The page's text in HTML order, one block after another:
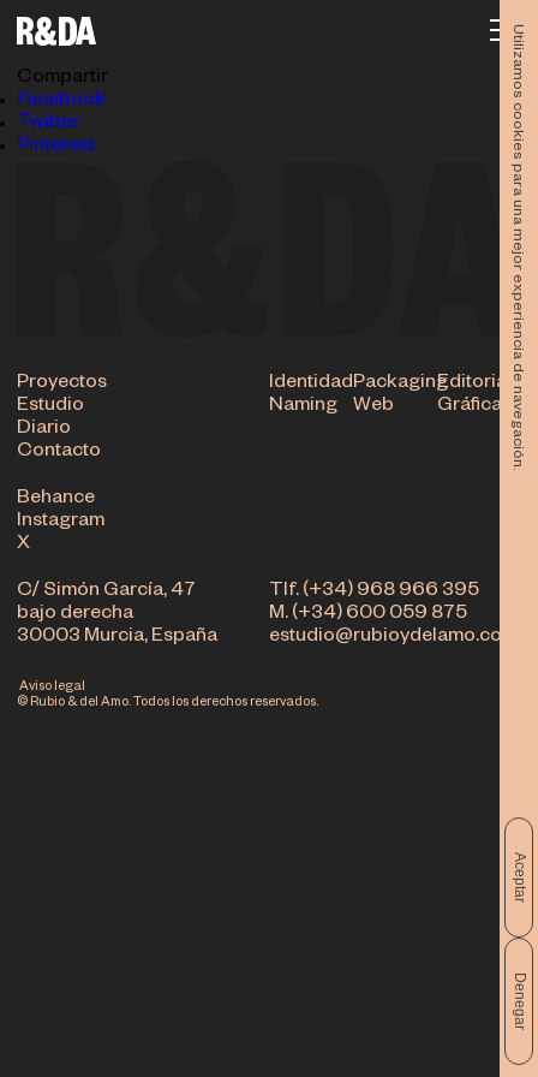
Utilizamos cookies para una mejor experiencia de navegación.
Aceptar
Denegar
10.09.2025
Compartir
Facebook
Twitter
Pinterest
Tlf. (+34) 968 966 395
M. (+34) 600 059 875
estudio@rubioydelamo.com
C/ Simón García, 47
bajo derecha
30003 Murcia, España
Proyectos
Estudio
Diario
Contacto
IdentidadPackagingEditorial
Naming
Web Gráfica
Behance
Instagram
X
© Rubio & del Amo. Todos los derechos reservados.
Aviso legal